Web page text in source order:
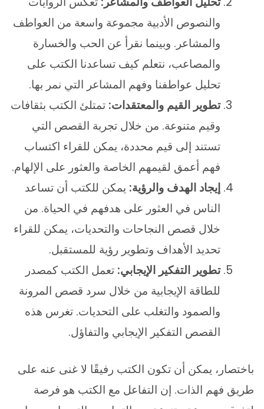
والنصوص الأدبية مجموعة واسعة من العواطف
والمشاعر. وبينما نقرأ عن الحب والخسارة
والمصاعب، نتعلم كيف تساعدنا الكتب على
تحليل عواطفنا وفهم المشاعر التي نمر بها.
تطوير القيم والمعتقدات: تمتلئ الكتب بثقافات
وقيم متنوعة. من خلال تجربة القصص التي
تستند إلى قيم محددة، يمكن للقراء اكتساب
فهم أعمق لقيمهم الخاصة والعثور على الإلهام.
إيجاد الهدف والرؤية: يمكن للكتب أن تساعد
الناس في العثور على هدفهم في الحياة. من
خلال قصص النجاحات والتحديات، يمكن للقراء
تحديد الأهداف وتطوير رؤية للمستقبل.
تطوير التفكير الإيجابي: تعمل الكتب كمصدر
للطاقة الإيجابية من خلال سرد قصص المرونة
والصمود والتغلب على التحديات. تغرس هذه
القصص التفكير الإيجابي والتفاؤل.
باختصار، يمكن أن تكون الكتب رفيقًا لا غنى عنه على
طريق فهم الذات. إن التفاعل مع الكتب هو فرصة